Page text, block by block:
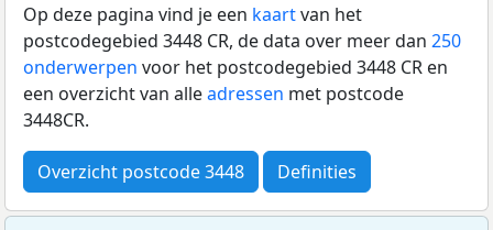
Op deze pagina vind je een kaartvan het
postcodegebied 3448 CR, de data over meer dan 250
onderwerpen voor het postcodegebied 3448 CR en
een overzicht van alleadressen met postcode
3448CR.
Overzicht postcode 3448 Definities